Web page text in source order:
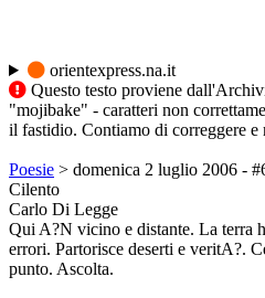
orientexpress.na.it
Questo testo proviene
"mojibake" - caratteri non
il fastidio. Contiamo di correggere e
Poesie > domenica 2 luglio 2006 -
Cilento
Carlo Di Legge
Qui A?N vicino e distante. La terra
errori. Partorisce deserti e veritA?.
punto. Ascolta.